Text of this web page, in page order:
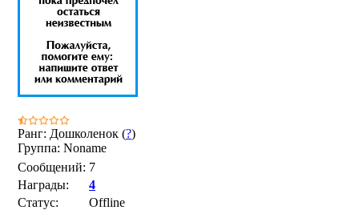
Ранг: Дошколенок (?)
Группа: Noname
Сообщений: 7
Награды:
4
Статус:
Offline